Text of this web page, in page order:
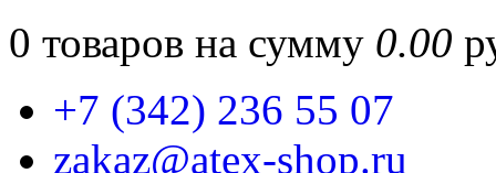
0 товаров на сумму 0.00
+7 (342) 236 55 07
zakaz@atex-shop.ru